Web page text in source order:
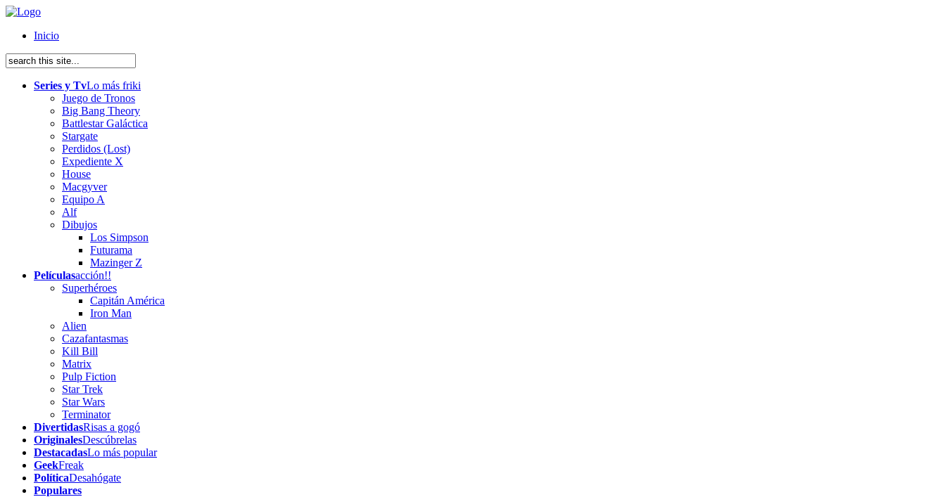
Inicio
Series y TvLo más friki
Juego de Tronos
Big Bang Theory
Battlestar Galáctica
Stargate
Perdidos (Lost)
Expediente X
House
Macgyver
Equipo A
Alf
Dibujos
Los Simpson
Futurama
Mazinger Z
Películasacción!!
Superhéroes
Capitán América
Iron Man
Alien
Cazafantasmas
Kill Bill
Matrix
Pulp Fiction
Star Trek
Star Wars
Terminator
DivertidasRisas a gogó
OriginalesDescúbrelas
DestacadasLo más popular
GeekFreak
PolíticaDesahógate
Populares